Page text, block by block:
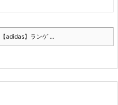
【adidas】ランゲ ...